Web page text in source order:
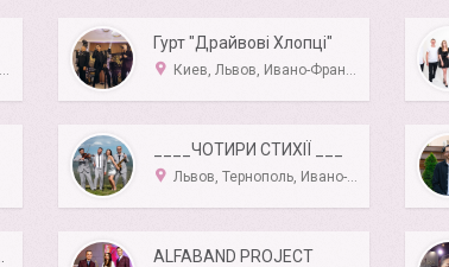
Гурт "Драйвові Хлопці"
Киев, Львов, Ивано-Франковск, Тернополь, Луцк
____ЧОТИРИ СТИХІЇ ___
Львов, Тернополь, Ивано-Франковск, Луцк
ALFABAND PROJECT